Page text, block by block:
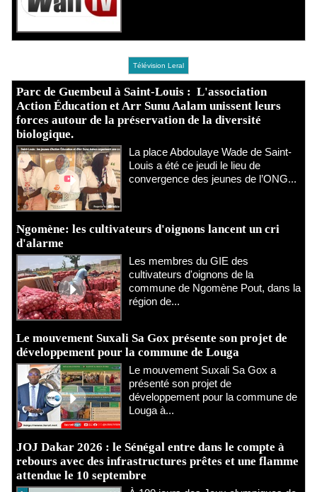
Télévision Leral
Parc de Guembeul à Saint-Louis : L'association
Action Éducation et Arr Sunu Aalam unissent leurs
forces autour de la préservation de la diversité
biologique.
​La place Abdoulaye Wade de Saint-
Louis a été ce jeudi le lieu de
convergence des jeunes de l’ONG...
Ngomène: les cultivateurs d'oignons lancent un cri
d'alarme
Les membres du GIE des
cultivateurs d'oignons de la
commune de Ngomène Pout, dans la
région de...
Le mouvement Suxali Sa Gox présente son projet de
développement pour la commune de Louga
Le mouvement Suxali Sa Gox a
présenté son projet de
développement pour la commune de
Louga à...
JOJ Dakar 2026 : le Sénégal entre dans le compte à
rebours avec des infrastructures prêtes et une flamme
attendue le 10 septembre